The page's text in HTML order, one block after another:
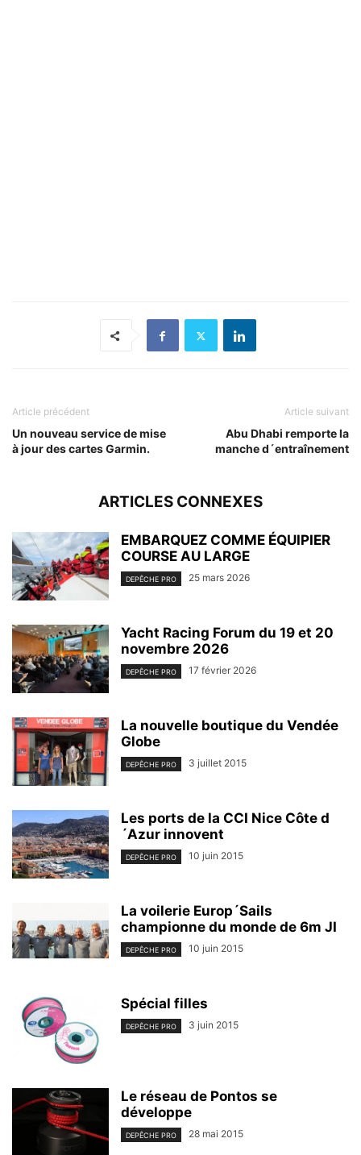
Article précédent
Un nouveau service de mise
à jour des cartes Garmin.
Article suivant
Abu Dhabi remporte la
manche d´entraînement
ARTICLES CONNEXES
EMBARQUEZ COMME ÉQUIPIER
COURSE AU LARGE
DEPÊCHE PRO 25 mars 2026
Yacht Racing Forum du 19 et 20
novembre 2026
DEPÊCHE PRO 17 février 2026
La nouvelle boutique du Vendée
Globe
DEPÊCHE PRO 3 juillet 2015
Les ports de la CCI Nice Côte d
´Azur innovent
DEPÊCHE PRO 10 juin 2015
La voilerie Europ´Sails
championne du monde de 6m JI
DEPÊCHE PRO 10 juin 2015
Spécial filles
DEPÊCHE PRO 3 juin 2015
Le réseau de Pontos se
développe
DEPÊCHE PRO 28 mai 2015